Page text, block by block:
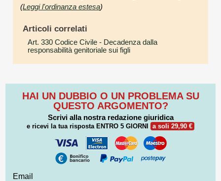
(Leggi l'ordinanza estesa)
Articoli correlati
Art. 330 Codice Civile - Decadenza dalla
responsabilità genitoriale sui figli
HAI UN DUBBIO O UN PROBLEMA SU
QUESTO ARGOMENTO?
Scrivi alla nostra redazione giuridica
e ricevi la tua risposta ENTRO 5 GIORNI a soli 29,90 €
Email